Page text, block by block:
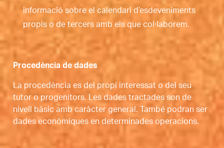
informació sobre el calendari d’esdeveniments
propis o de tercers amb els que col·laborem.
Procedència de dades
La procedència es del propi interessat o del seu
tutor o progenitors. Les dades tractades son de
nivell bàsic amb caràcter general. També podran ser
dades econòmiques en determinades operacions.